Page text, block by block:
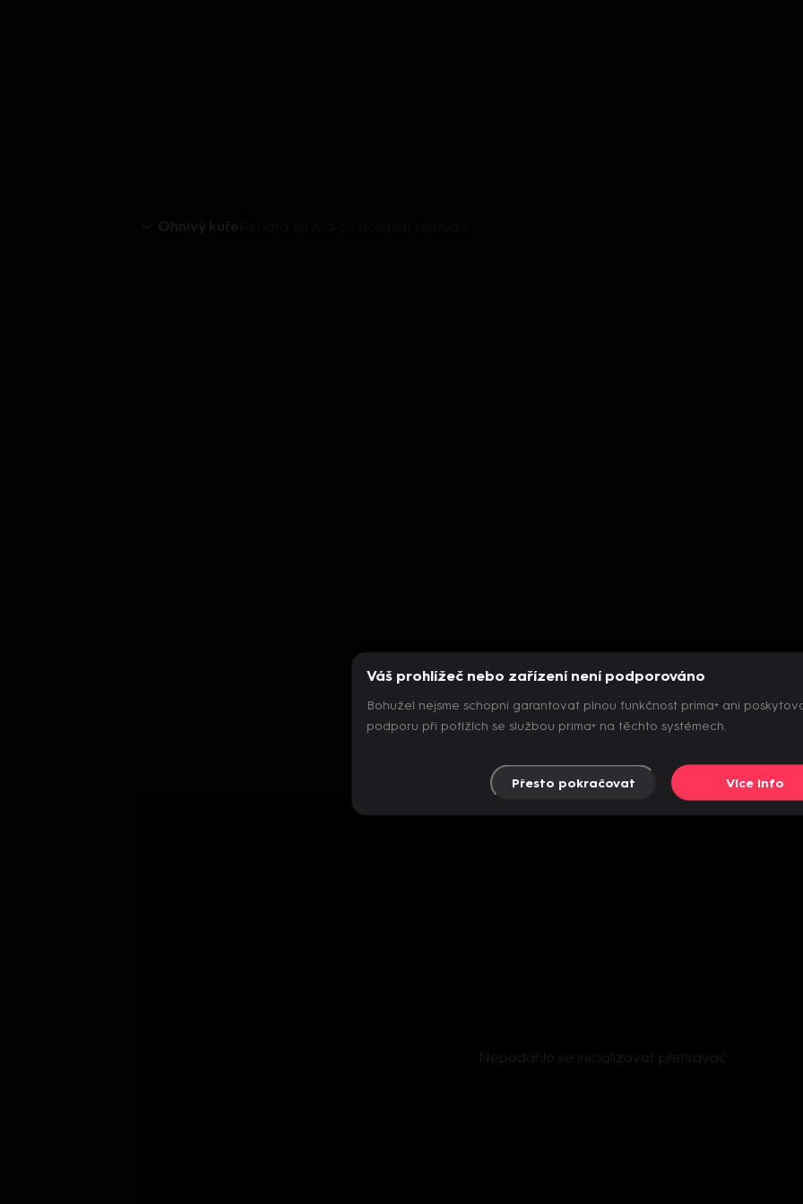
Nepodařilo se inicializovat přehrávač
Váš prohlížeč nebo zařízení není podporováno
Bohužel nejsme schopni garantovat plnou funkčnost prima+ ani
podporu při potížích se službou prima+ na těchto systémech.
Přesto pokračovat Více info